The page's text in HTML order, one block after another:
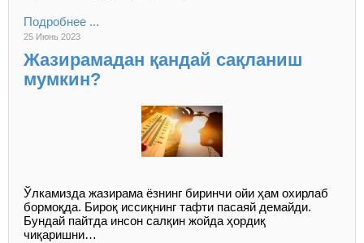
Подробнее ...
25 Июнь 2023
Жазирамадан қандай сақланиш
мумкин?
Ўлкамизда жазирама ёзнинг биринчи ойи ҳам охирлаб
бормоқда. Бироқ иссиқнинг тафти пасаяй демайди.
Бундай пайтда инсон салқин жойда ҳордиқ
чиқаришни…